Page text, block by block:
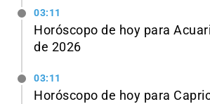
03:11
Horóscopo de hoy para
de 2026
03:11
Horóscopo de hoy para